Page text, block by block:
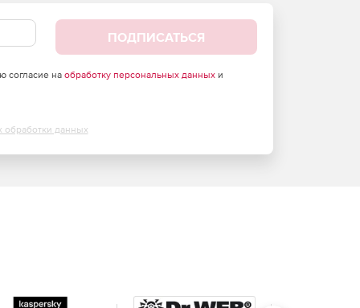
ПОДПИСАТЬСЯ
согласие на обработку персональных данныхи
обработки данных